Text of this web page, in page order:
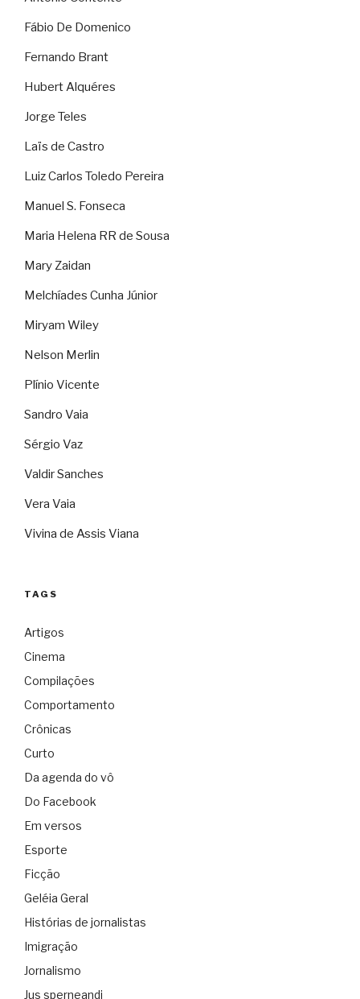
Fábio De Domenico
Fernando Brant
Hubert Alquéres
Jorge Teles
Laïs de Castro
Luiz Carlos Toledo Pereira
Manuel S. Fonseca
Maria Helena RR de Sousa
Mary Zaidan
Melchíades Cunha Júnior
Miryam Wiley
Nelson Merlin
Plínio Vicente
Sandro Vaia
Sérgio Vaz
Valdir Sanches
Vera Vaia
Vivina de Assis Viana
TAGS
Artigos
Cinema
Compilações
Comportamento
Crônicas
Curto
Da agenda do vô
Do Facebook
Em versos
Esporte
Ficção
Geléia Geral
Histórias de jornalistas
Imigração
Jornalismo
Jus sperneandi